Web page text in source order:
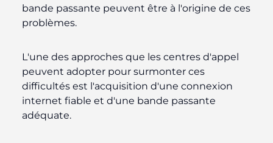
bande passante peuvent être à l'origine de ces
problèmes.
L'une des approches que les centres d'appel
peuvent adopter pour surmonter ces
difficultés est l'acquisition d'une connexion
internet fiable et d'une bande passante
adéquate.